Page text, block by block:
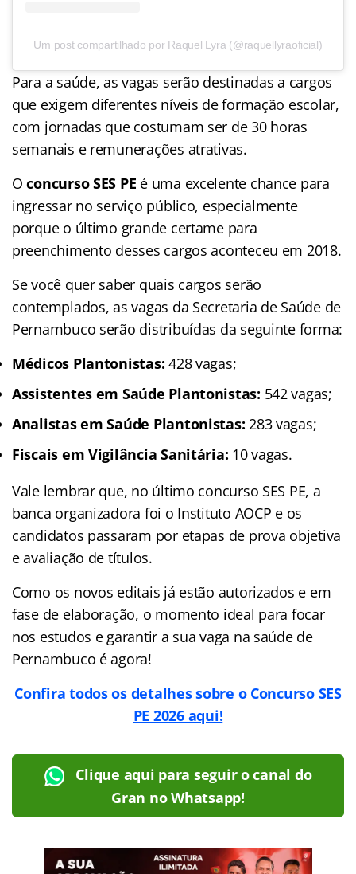
Um post compartilhado por Raquel Lyra (@raquellyraoficial)
Para a saúde, as vagas serão destinadas a cargos
que exigem diferentes níveis de formação escolar,
com jornadas que costumam ser de 30 horas
semanais e remunerações atrativas.
Oconcurso SES PE é uma excelente chance para
ingressar no serviço público, especialmente
porque o último grande certame para
preenchimento desses cargos aconteceu em 2018.
Se você quer saber quais cargos serão
contemplados, as vagas da Secretaria de Saúde de
Pernambuco serão distribuídas da seguinte forma:
Médicos Plantonistas: 428 vagas;
Assistentes em Saúde Plantonistas: 542 vagas;
Analistas em Saúde Plantonistas: 283 vagas;
Fiscais em Vigilância Sanitária: 10 vagas.
Vale lembrar que, no último concurso SES PE, a
banca organizadora foi o Instituto AOCP e os
candidatos passaram por etapas de prova objetiva
e avaliação de títulos.
Como os novos editais já estão autorizados e em
fase de elaboração, o momento ideal para focar
nos estudos e garantir a sua vaga na saúde de
Pernambuco é agora!
Confira todos os detalhes sobre o Concurso SES
PE 2026 aqui!
Clique aqui para seguir o canal do
Gran no Whatsapp!